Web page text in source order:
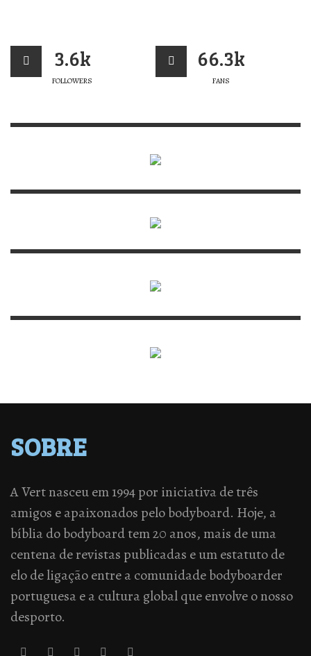
3.6k
FOLLOWERS
66.3k
FANS
SOBRE
A Vert nasceu em 1994 por iniciativa de três
amigos e apaixonados pelo bodyboard. Hoje, a
bíblia do bodyboard tem 20 anos, mais de uma
centena de revistas publicadas e um estatuto de
elo de ligação entre a comunidade bodyboarder
portuguesa e a cultura global que envolve o nosso
desporto.